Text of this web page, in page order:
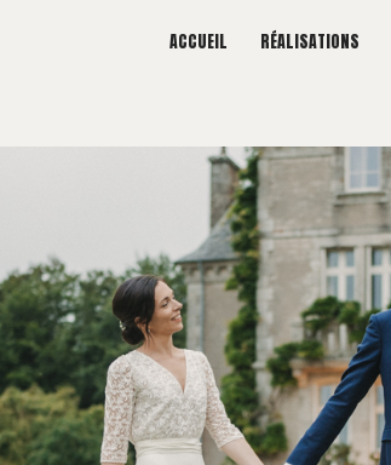
ACCUEIL RÉALISATIONS